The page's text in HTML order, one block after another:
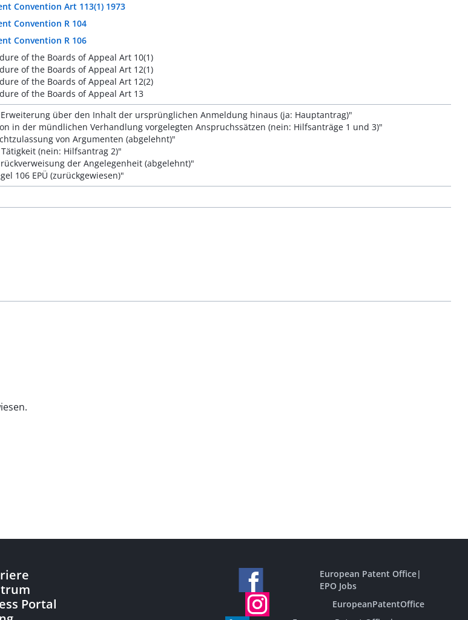
Convention Art 113(1) 1973
Convention R 104
Convention R 106
of the Boards of Appeal Art 10(1)
of the Boards of Appeal Art 12(1)
of the Boards of Appeal Art 12(2)
of the Boards of Appeal Art 13
über den Inhalt der ursprünglichen Anmeldung hinaus (ja: Hauptantrag)"
in der mündlichen Verhandlung vorgelegten Anspruchssätzen (nein: Hilfsanträge 1 und 3)"
von Argumenten (abgelehnt)"
(nein: Hilfsantrag 2)"
der Angelegenheit (abgelehnt)"
106 EPÜ (zurückgewiesen)"
Portal
European Patent Office|
EPO Jobs
EuropeanPatentOffice